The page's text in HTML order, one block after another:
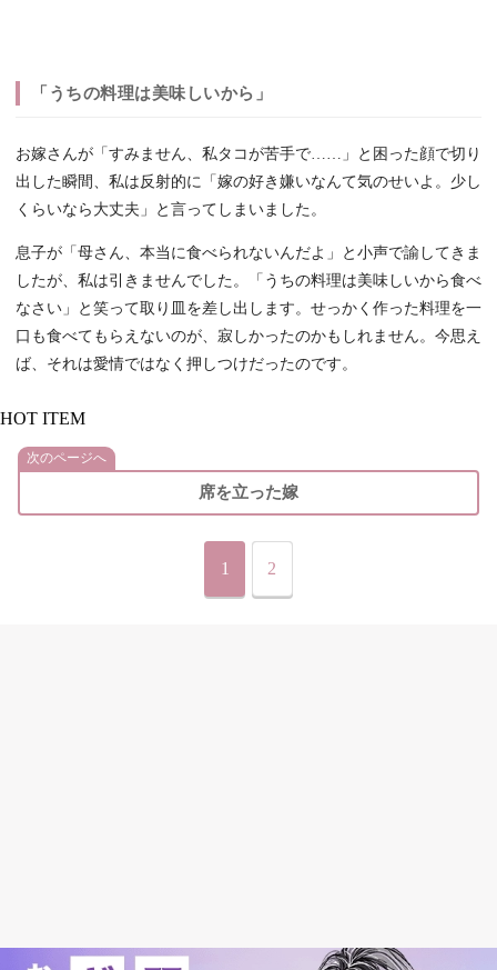
「うちの料理は美味しいから」
お嫁さんが「すみません、私タコが苦手で……」と困った顔で切り
出した瞬間、私は反射的に「嫁の好き嫌いなんて気のせいよ。少し
くらいなら大丈夫」と言ってしまいました。
息子が「母さん、本当に食べられないんだよ」と小声で諭してきま
したが、私は引きませんでした。「うちの料理は美味しいから食べ
なさい」と笑って取り皿を差し出します。せっかく作った料理を一
口も食べてもらえないのが、寂しかったのかもしれません。今思え
ば、それは愛情ではなく押しつけだったのです。
HOT ITEM
次のページへ
席を立った嫁
1 2